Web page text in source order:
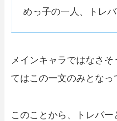
めっ子の一人、トレバ
メインキャラではなさ
てはこの一文のみとなっ
このことから、トレバー